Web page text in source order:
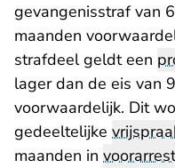
gevangenisstraf van
maanden
strafdeel geldt een
lager dan de eis van
voorwaardelijk. Dit
gedeeltelijke
maanden in voorarrest